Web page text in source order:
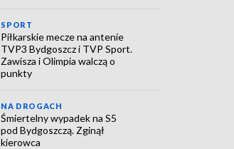
SPORT
Piłkarskie mecze na antenie
TVP3 Bydgoszcz i TVP Sport.
Zawisza i Olimpia walczą o
punkty
NA DROGACH
Śmiertelny wypadek na S5
pod Bydgoszczą. Zginął
kierowca